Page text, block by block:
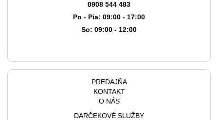
0908 544 483
Po - Pia: 09:00 - 17:00
So: 09:00 - 12:00
PREDAJŇA
KONTAKT
O NÁS
DARČEKOVÉ SLUŽBY